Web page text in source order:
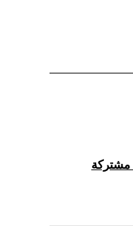
مشتركة